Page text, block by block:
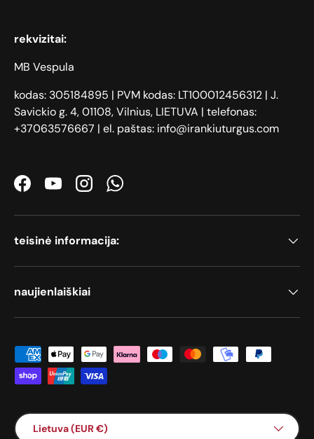
rekvizitai:
MB Vespula
kodas: 305184895 | PVM kodas: LT100012456312 | J.
Savickio g. 4, 01108, Vilnius, LIETUVA | telefonas:
+37063576667 | el. paštas: info@irankiuturgus.com
FacebookYouTubeInstagramWhatsApp
teisinė informacija:
naujienlaiškiai
Priimami mokėjimo būdai
Šalis / Regionas
Lietuva (EUR €)